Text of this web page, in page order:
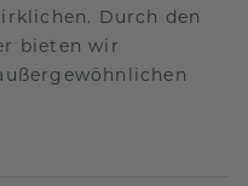
Durch den
bieten wir